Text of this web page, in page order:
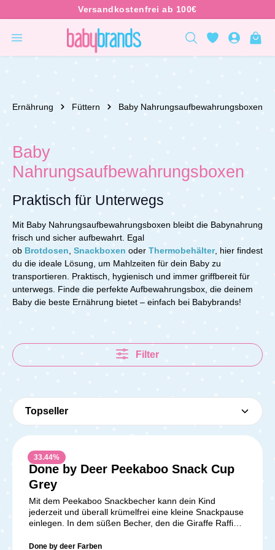
Ernährung Füttern Baby Nahrungsaufbewahrungsboxen
Baby
Nahrungsaufbewahrungsboxen
Praktisch für Unterwegs
Mit Baby Nahrungsaufbewahrungsboxen bleibt die Babynahrung
frisch und sicher aufbewahrt. Egal
ob Brotdosen Snackboxen oder Thermobehälter, hier findest
du die ideale Lösung, um Mahlzeiten für dein Baby zu
transportieren. Praktisch, hygienisch und immer griffbereit für
unterwegs. Finde die perfekte Aufbewahrungsbox, die deinem
Baby die beste Ernährung bietet – einfach bei Babybrands!
Filter
33.44%
Done by Deer Peekaboo Snack Cup
Grey
Mit dem Peekaboo Snackbecher kann dein Kind
jederzeit und überall krümelfrei eine kleine Snackpause
einlegen. In dem süßen Becher, den die Giraffe Raffi
Auch wenn der Becher einmal umkippt, bleibt alles im
Done by deer Farben